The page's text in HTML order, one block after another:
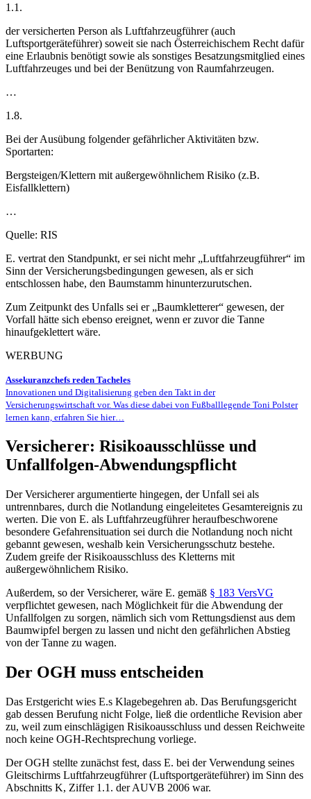
Quelle: RIS
1.1.
der versicherten Person als Luftfahrzeugführer (auch
Luftsportgeräteführer) soweit sie nach Österreichischem Recht dafür
eine Erlaubnis benötigt sowie als sonstiges Besatzungsmitglied eines
Luftfahrzeuges und bei der Benützung von Raumfahrzeugen.
…
1.8.
Bei der Ausübung folgender gefährlicher Aktivitäten bzw.
Sportarten:
Bergsteigen/Klettern mit außergewöhnlichem Risiko (z.B.
Eisfallklettern)
…
E. vertrat den Standpunkt, er sei nicht mehr „Luftfahrzeugführer“ im
Sinn der Versicherungsbedingungen gewesen, als er sich
entschlossen habe, den Baumstamm hinunterzurutschen.
Zum Zeitpunkt des Unfalls sei er „Baumkletterer“ gewesen, der
Vorfall hätte sich ebenso ereignet, wenn er zuvor die Tanne
hinaufgeklettert wäre.
WERBUNG
Assekuranzchefs reden Tacheles
Innovationen und Digitalisierung geben den Takt in der
Versicherungswirtschaft vor. Was diese dabei von Fußballlegende Toni Polster
lernen kann, erfahren Sie hier…
Versicherer: Risikoausschlüsse und
Unfallfolgen-Abwendungspflicht
Der Versicherer argumentierte hingegen, der Unfall sei als
untrennbares, durch die Notlandung eingeleitetes Gesamtereignis zu
werten. Die von E. als Luftfahrzeugführer heraufbeschworene
besondere Gefahrensituation sei durch die Notlandung noch nicht
gebannt gewesen, weshalb kein Versicherungsschutz bestehe.
Zudem greife der Risikoausschluss des Kletterns mit
außergewöhnlichem Risiko.
Außerdem, so der Versicherer, wäre E. gemäß § 183 VersVG
verpflichtet gewesen, nach Möglichkeit für die Abwendung der
Unfallfolgen zu sorgen, nämlich sich vom Rettungsdienst aus dem
Baumwipfel bergen zu lassen und nicht den gefährlichen Abstieg
von der Tanne zu wagen.
Der OGH muss entscheiden
Das Erstgericht wies E.s Klagebegehren ab. Das Berufungsgericht
gab dessen Berufung nicht Folge, ließ die ordentliche Revision aber
zu, weil zum einschlägigen Risikoausschluss und dessen Reichweite
noch keine OGH-Rechtsprechung vorliege.
Der OGH stellte zunächst fest, dass E. bei der Verwendung seines
Gleitschirms Luftfahrzeugführer (Luftsportgeräteführer) im Sinn des
Abschnitts K, Ziffer 1.1. der AUVB 2006 war.